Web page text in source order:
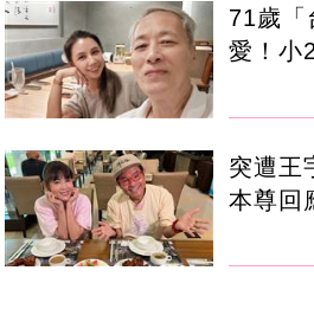
71歲「
愛！小
突遭
本尊回